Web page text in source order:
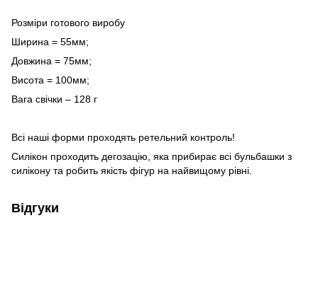
Розміри готового виробу
Ширина = 55мм;
Довжина = 75мм;
Висота = 100мм;
Вага свічки – 128 г
Всі наші форми проходять ретельний контроль!
Силікон проходить дегозацію, яка прибирає всі бульбашки з
силікону та робить якість фігур на найвищому рівні.
Відгуки